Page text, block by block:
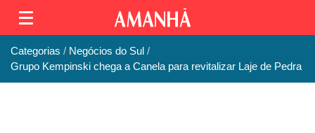
Categorias
Negócios do Sul
Grupo Kempinski chega a Canela para revitalizar Laje de Pedra